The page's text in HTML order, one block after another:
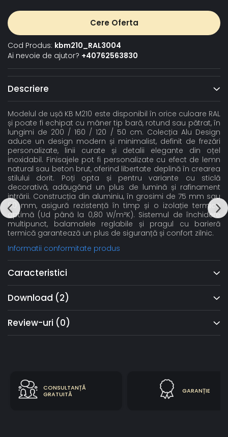
Cere Oferta
Cod Produs: kbm210_RAL3004
Ai nevoie de ajutor? +40762563830
Descriere
Modelul de ușă KB M210 este disponibil în orice culoare RAL
și poate fi echipat cu mâner tip bară, rotund sau pătrat, în
lungimi de 200 / 160 / 120 / 50 cm. Colecția Alu Design
aduce un design modern și minimalist, definit de frezări
personalizate, linii curate și detalii elegante din oțel
inoxidabil. Finisajele pot fi personalizate cu efect de lemn
natural sau beton brut, oferind libertate deplină în crearea
stilului dorit. Poți opta și pentru variante cu sticlă
decorativă, adăugând un plus de lumină și rafinament
intrării. Construcția din aluminiu, în grosimi de 75 mm sau
90 mm, asigură rezistență în timp și o izolație termică
optimă (Ud până la 0,80 W/m²K). Sistemul de închidere
multipunct, balamalele reglabile și pragul cu barieră
termică garantează un plus de siguranță și confort zilnic.
Informatii conformitate produs
Caracteristici
Download (2)
Review-uri (0)
CONSULTANȚĂ
GRATUITĂ
GARANȚIE